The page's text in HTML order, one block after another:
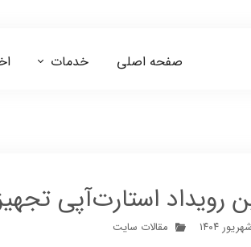
صفحه اصلی خدمات
رویداد استارت‌آپی
مقالات سایت